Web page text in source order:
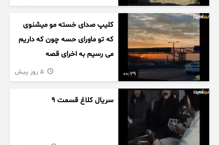
00:29
کلیپ صدای خسته مو میشنوی
که تو ماورای حسه چون که داریم
می رسیم به اخرای قصه
سریال کلاغ قسمت 9